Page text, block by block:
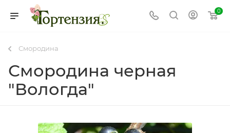
0
Смородина
Смородина черная
"Вологда"